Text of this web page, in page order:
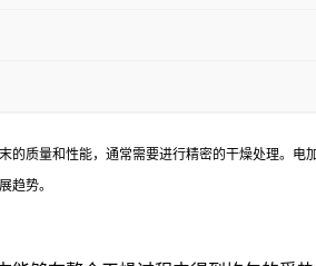
的质量和性能，通常需要进行精密的干燥处理。
趋势。